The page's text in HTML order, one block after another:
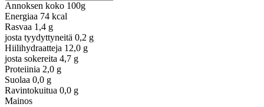
Annoksen koko 100g
Energiaa 74 kcal
Rasvaa 1,4 g
josta tyydyttyneitä 0,2 g
Hiilihydraatteja 12,0 g
josta sokereita 4,7 g
Proteiinia 2,0 g
Suolaa 0,0 g
Ravintokuitua 0,0 g
Mainos